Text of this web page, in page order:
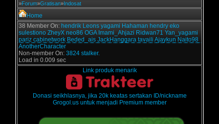
»Forum»Gratisan»Indosat
Home
38 Member On: hendrik Leons yagami Hahaman hendry eko
sulestiono ZheyX neo86 OGA Imami_Ahjazi Ridwan71 Yan_yagami
pariz cabinetwork Beded_ais JackHanggara tavaili Ajaykun Naito98
AnotherCharacter
Non-member On: 3824 stalker.
Load in 0.009 sec
Link produk menarik
Donasi seikhlasnya, jika 20k keatas sertakan ID/nickname
Grogol.us untuk menjadi Premium member